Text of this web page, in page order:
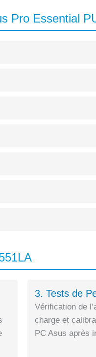
Pro Essential
3. Tests de
Vérification de
charge et
PC Asus après